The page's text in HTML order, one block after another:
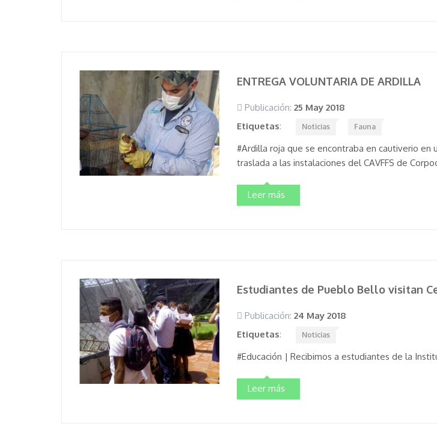
ENTREGA VOLUNTARIA DE ARDILLA
Publicación: 25 May 2018
Etiquetas: Noticias Fauna
#Ardilla roja que se encontraba en cautiverio en
traslada a las instalaciones del CAVFFS de
Leer más
Estudiantes de Pueblo Bello visitan
Publicación: 24 May 2018
Etiquetas: Noticias
#Educación | Recibimos a estudiantes de la
Leer más